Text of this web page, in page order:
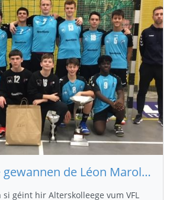
Eis U15 Jonge gewannen de Léon Maroldt Turnéier vum HC Bierchem
géint hir Alterskolleege vum VFL